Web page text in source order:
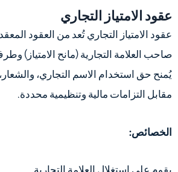
عقود الامتياز التجاري
عقود الامتياز التجاري تُعد من العقود
صاحب العلامة التجارية (مانح الامتياز)
يُمنح حق استخدام الاسم التجاري،
مقابل التزامات مالية وتنظيمية محددة.
الخصائص: